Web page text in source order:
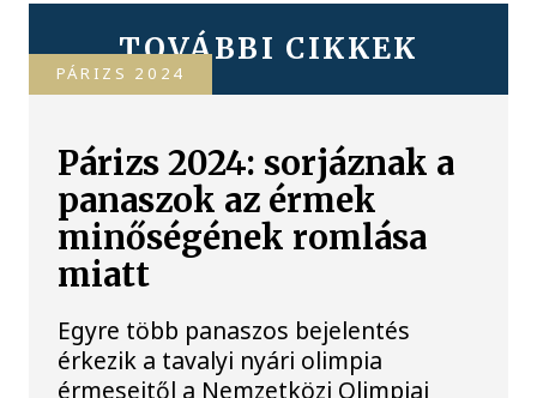
TOVÁBBI CIKKEK
PÁRIZS 2024
Párizs 2024: sorjáznak a
panaszok az érmek
minőségének romlása
miatt
Egyre több panaszos bejelentés
érkezik a tavalyi nyári olimpia
érmeseitől a Nemzetközi Olimpiai